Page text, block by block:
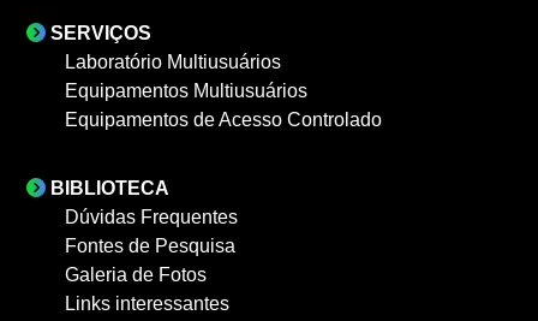
SERVIÇOS
Laboratório Multiusuários
Equipamentos Multiusuários
Equipamentos de Acesso Controlado
BIBLIOTECA
Dúvidas Frequentes
Fontes de Pesquisa
Galeria de Fotos
Links interessantes